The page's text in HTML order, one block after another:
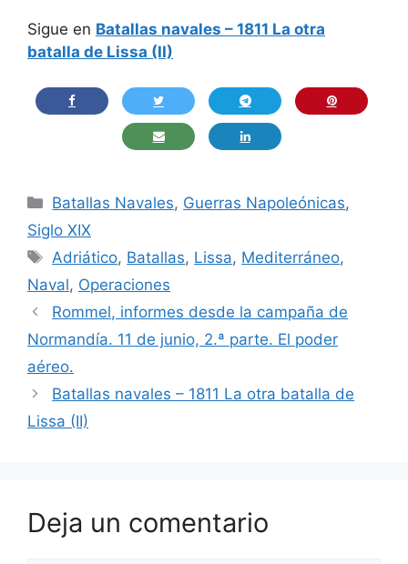
Sigue en Batallas navales – 1811 La otra
batalla de Lissa (II)
Categorías
Batallas Navales, Guerras Napoleónicas,
Siglo XIX
Etiquetas
Adriático, Batallas, Lissa, Mediterráneo,
Naval, Operaciones
Rommel, informes desde la campaña de
Normandía. 11 de junio, 2.ª parte. El poder
aéreo.
Batallas navales – 1811 La otra batalla de
Lissa (II)
Deja un comentario